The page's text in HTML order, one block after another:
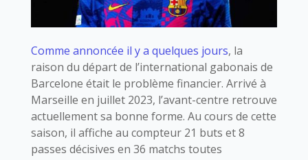
Comme annoncée il y a quelques jours, la
raison du départ de l’international gabonais de
Barcelone était le problème financier. Arrivé à
Marseille en juillet 2023, l’avant-centre retrouve
actuellement sa bonne forme. Au cours de cette
saison, il affiche au compteur 21 buts et 8
passes décisives en 36 matchs toutes